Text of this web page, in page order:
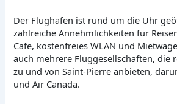
Der Flughafen ist rund um die Uhr
zahlreiche Annehmlichkeiten für
Cafe, kostenfreies WLAN und
auch mehrere Fluggesellschaften, die
zu und von Saint-Pierre anbieten,
und Air Canada.